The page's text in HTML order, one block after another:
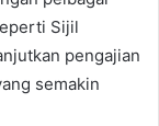
Sijil
pengajian
semakin